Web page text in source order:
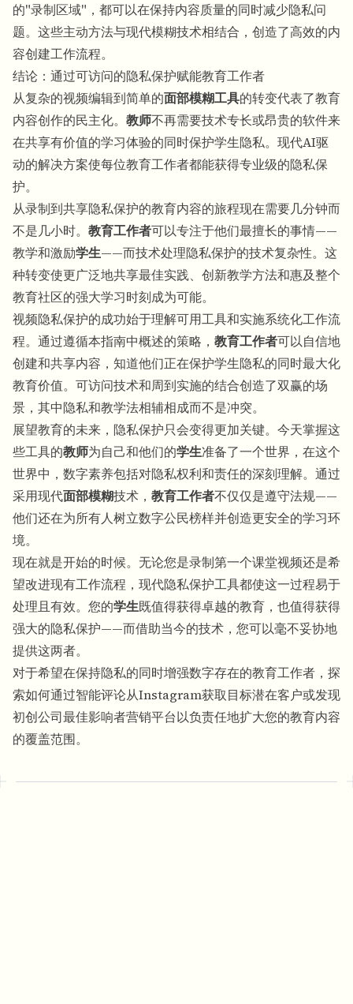
的"录制区域"，都可以在保持内容质量的同时减少隐私问
题。这些主动方法与现代模糊技术相结合，创造了高效的内
容创建工作流程。
结论：通过可访问的隐私保护赋能教育工作者
从复杂的视频编辑到简单的面部模糊工具的转变代表了教育
内容创作的民主化。 教师不再需要技术专长或昂贵的软件来
在共享有价值的学习体验的同时保护学生隐私。现代AI驱
动的解决方案使每位教育工作者都能获得专业级的隐私保
护。
从录制到共享隐私保护的教育内容的旅程现在需要几分钟而
不是几小时。 教育工作者可以专注于他们最擅长的事情——
教学和激励学生——而技术处理隐私保护的技术复杂性。这
种转变使更广泛地共享最佳实践、创新教学方法和惠及整个
教育社区的强大学习时刻成为可能。
视频隐私保护的成功始于理解可用工具和实施系统化工作流
程。通过遵循本指南中概述的策略， 教育工作者可以自信地
创建和共享内容，知道他们正在保护学生隐私的同时最大化
教育价值。可访问技术和周到实施的结合创造了双赢的场
景，其中隐私和教学法相辅相成而不是冲突。
展望教育的未来，隐私保护只会变得更加关键。今天掌握这
些工具的教师为自己和他们的学生准备了一个世界，在这个
世界中，数字素养包括对隐私权利和责任的深刻理解。通过
采用现代面部模糊技术， 教育工作者不仅仅是遵守法规——
他们还在为所有人树立数字公民榜样并创造更安全的学习环
境。
现在就是开始的时候。无论您是录制第一个课堂视频还是希
望改进现有工作流程，现代隐私保护工具都使这一过程易于
处理且有效。您的学生既值得获得卓越的教育，也值得获得
强大的隐私保护——而借助当今的技术，您可以毫不妥协地
提供这两者。
对于希望在保持隐私的同时增强数字存在的教育工作者，探
索如何通过智能评论从Instagram获取目标潜在客户或发现
初创公司最佳影响者营销平台以负责任地扩大您的教育内容
的覆盖范围。